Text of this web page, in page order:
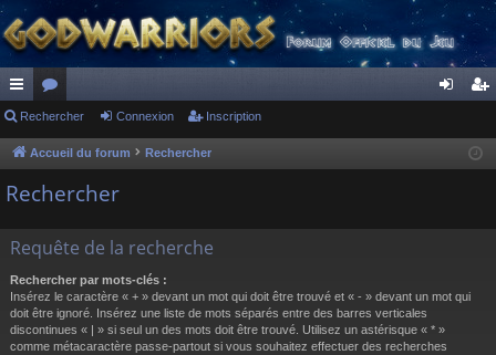
ac
co
ur
s
or
u
m
cri
Rechercher Connexion Inscription
Accueil du forum Rechercher
Rechercher
Requête de la recherche
Rechercher par mots-clés :
Insérez le caractère « + » devant un mot qui doit être trouvé et « - » devant un mot qui
doit être ignoré. Insérez une liste de mots séparés entre des barres verticales
discontinues « | » si seul un des mots doit être trouvé. Utilisez un astérisque « * »
comme métacaractère passe-partout si vous souhaitez effectuer des recherches